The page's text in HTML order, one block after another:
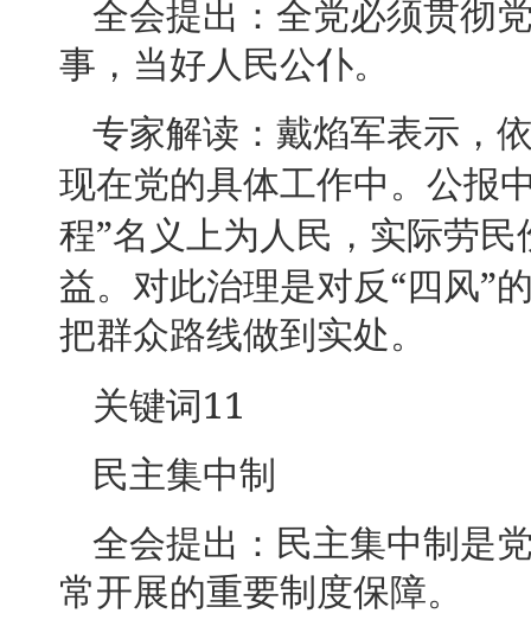
全会提出：全党必须贯彻
事，当好人民公仆。
专家解读：戴焰军表示，
现在党的具体工作中。公报
程”名义上为人民，实际劳
益。对此治理是对反“四风”
把群众路线做到实处。
关键词 11
民主集中制
全会提出：民主集中制是
常开展的重要制度保障。